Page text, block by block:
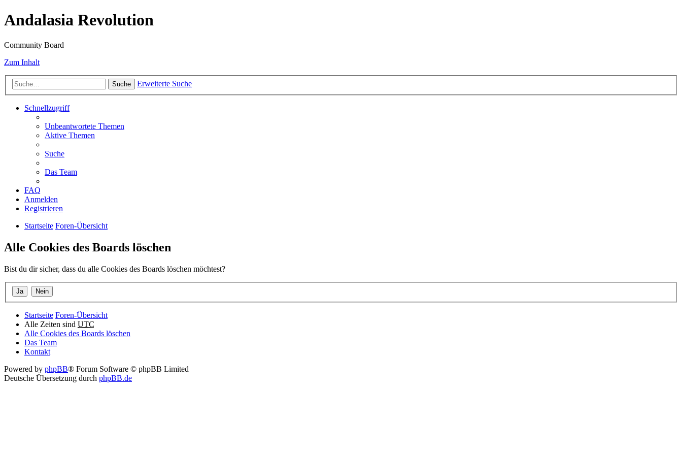
Andalasia Revolution
Community Board
Zum Inhalt
Suche Erweiterte Suche
Schnellzugriff
Unbeantwortete Themen
Aktive Themen
Suche
Das Team
FAQ
Anmelden
Registrieren
Startseite Foren-Übersicht
Alle Cookies des Boards löschen
Bist du dir sicher, dass du alle Cookies des Boards löschen möchtest?
Startseite Foren-Übersicht
Alle Zeiten sind UTC
Alle Cookies des Boards löschen
Das Team
Kontakt
Powered by phpBB® Forum Software © phpBB Limited
Deutsche Übersetzung durch phpBB.de